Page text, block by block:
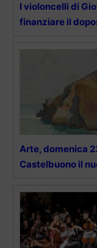
I violoncelli di
finanziare il
Arte, domenica
Castelbuono il